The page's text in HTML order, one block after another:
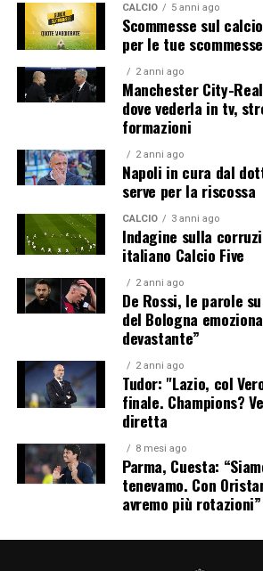
CALCIO 5 anni ago
Scommesse sul
per le tue
2 anni ago
Manchester City-
dove vederla in tv,
formazioni
2 anni ago
Napoli in cura dal
serve per la riscossa
CALCIO 3 anni ago
Indagine sulla
italiano Calcio Five
2 anni ago
De Rossi, le parole
del Bologna
devastante”
2 anni ago
Tudor: "Lazio, col
finale. Champions?
diretta
8 mesi ago
Parma, Cuesta:
tenevamo. Con
avremo più rotazioni”